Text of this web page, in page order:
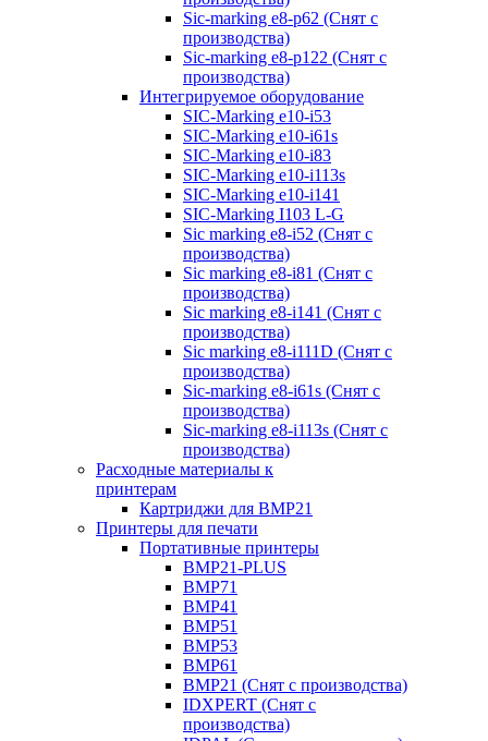
Sic-marking e8-p62 (Снят с
производства)
Sic-marking e8-p122 (Снят с
производства)
Интегрируемое оборудование
SIC-Marking e10-i53
SIC-Marking e10-i61s
SIC-Marking e10-i83
SIC-Marking e10-i113s
SIC-Marking e10-i141
SIC-Marking I103 L-G
Sic marking e8-i52 (Снят с
производства)
Sic marking e8-i81 (Снят с
производства)
Sic marking e8-i141 (Снят с
производства)
Sic marking e8-i111D (Снят с
производства)
Sic-marking e8-i61s (Снят с
производства)
Sic-marking e8-i113s (Снят с
производства)
Расходные материалы к
принтерам
Картриджи для BMP21
Принтеры для печати
Портативные принтеры
BMP21-PLUS
BMP71
BMP41
BMP51
BMP53
BMP61
BMP21 (Снят с производства)
IDXPERT (Снят с
производства)